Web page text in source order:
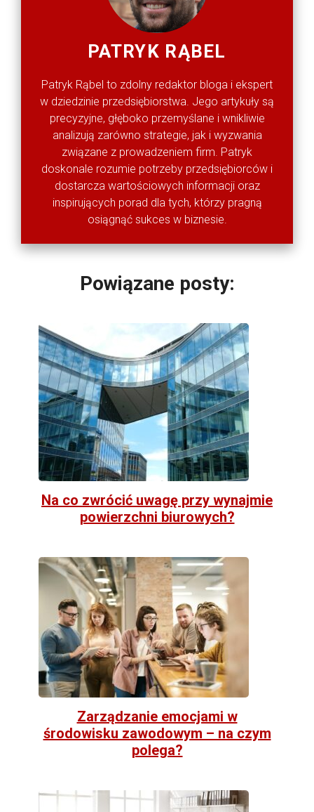
PATRYK RĄBEL
Patryk Rąbel to zdolny redaktor bloga i ekspert
w dziedzinie przedsiębiorstwa. Jego artykuły są
precyzyjne, głęboko przemyślane i wnikliwie
analizują zarówno strategie, jak i wyzwania
związane z prowadzeniem firm. Patryk
doskonale rozumie potrzeby przedsiębiorców i
dostarcza wartościowych informacji oraz
inspirujących porad dla tych, którzy pragną
osiągnąć sukces w biznesie.
Powiązane posty:
Na co zwrócić uwagę przy wynajmie
powierzchni biurowych?
Zarządzanie emocjami w
środowisku zawodowym – na czym
polega?